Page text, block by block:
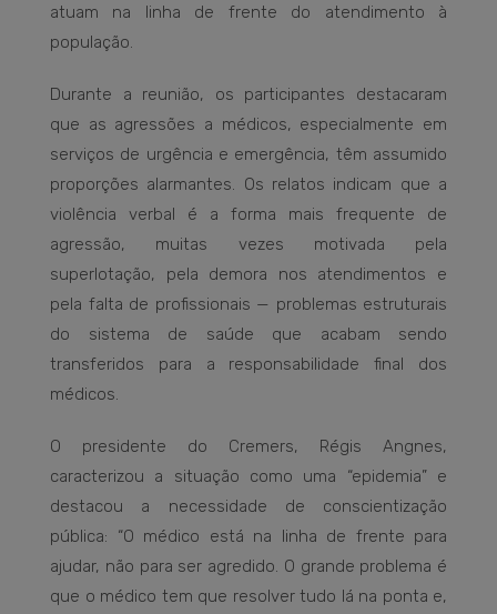
atuam na linha de frente do atendimento à
população.
Durante a reunião, os participantes destacaram
que as agressões a médicos, especialmente em
serviços de urgência e emergência, têm assumido
proporções alarmantes. Os relatos indicam que a
violência verbal é a forma mais frequente de
agressão, muitas vezes motivada pela
superlotação, pela demora nos atendimentos e
pela falta de profissionais — problemas estruturais
do sistema de saúde que acabam sendo
transferidos para a responsabilidade final dos
médicos.
O presidente do Cremers, Régis Angnes,
caracterizou a situação como uma “epidemia” e
destacou a necessidade de conscientização
pública: “O médico está na linha de frente para
ajudar, não para ser agredido. O grande problema é
que o médico tem que resolver tudo lá na ponta e,